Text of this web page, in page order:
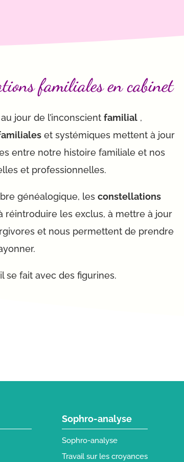
familiales en cabinet
jour de l’inconscientfamilial ,
et systémiques mettent à jour
entre notre histoire familiale et nos
et professionnelles.
généalogique, lesconstellations
réintroduire les exclus, à mettre à jour
et nous permettent de prendre
se fait avec des figurines.
Sophro-analyse
Sophro-analyse
Travail sur les croyances